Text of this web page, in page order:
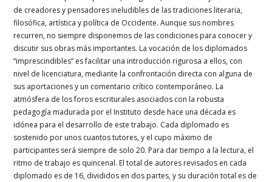
de creadores y pensadores ineludibles de las tradiciones literaria,
filosófica, artística y política de Occidente. Aunque sus nombres
recurren, no siempre disponemos de las condiciones para conocer y
discutir sus obras más importantes. La vocación de los diplomados
“imprescindibles” es facilitar una introducción rigurosa a ellos, con
nivel de licenciatura, mediante la confrontación directa con alguna de
sus aportaciones y un comentario crítico contemporáneo. La
atmósfera de los foros escriturales asociados con la robusta
pedagogía madurada por el Instituto desde hace una década es
idónea para el desarrollo de este trabajo. Cada diplomado es
sostenido por unos cuantos tutores, y el cupo máximo de
participantes será siempre de solo 20. Para dar tiempo a la lectura, el
ritmo de trabajo es quincenal. El total de autores revisados en cada
diplomado es de 16, divididos en dos partes, y su duración total es de